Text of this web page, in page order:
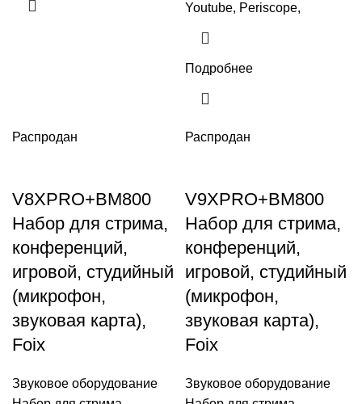
Youtube, Periscope,
Подробнее
Распродан
V8XPRO+BM800
Набор для стрима,
конференций,
игровой, студийный
(микрофон,
звуковая карта),
Foix
Звуковое оборудование
Распродан
V9XPRO+BM800
Набор для стрима,
конференций,
игровой, студийный
(микрофон,
звуковая карта),
Foix
Звуковое оборудование